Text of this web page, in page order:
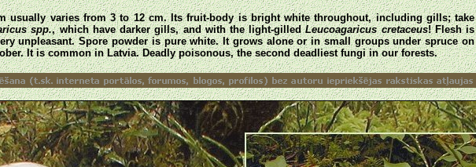
usually varies from 3 to 12 cm. Its fruit-body is bright white throughout, including gills; take
spp., which have darker gills, and with the light-gilledLeucoagaricus cretaceus! Flesh is
unpleasant. Spore powder is pure white. It grows alone or in small groups under spruce on
It is common in Latvia. Deadly poisonous, the second deadliest fungi in our forests.